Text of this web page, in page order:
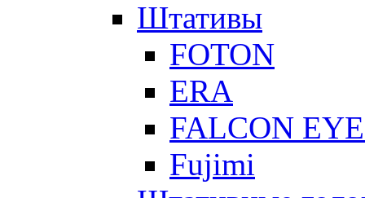
Штативы
FOTON
ERA
FALCON
Fujimi